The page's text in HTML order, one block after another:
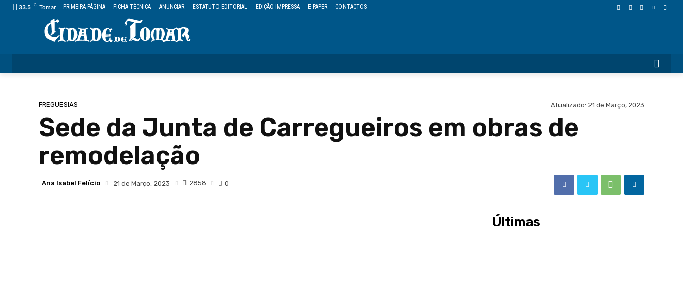
33.5 C Tomar PRIMEIRA PÁGINA FICHA TÉCNICA ANUNCIAR ESTATUTO EDITORIAL EDIÇÃO IMPRESSA E-PAPER CONTACTOS
FREGUESIAS Atualizado: 21 de Março, 2023
Sede da Junta de Carregueiros em obras de
remodelação
Ana Isabel Felício 21 de Março, 2023 2858 0
Últimas